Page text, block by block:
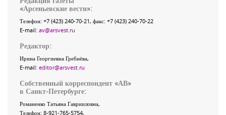
«Арсеньевские вести»:
Телефон: +7 (423) 240-70-21, факс: +7 (423) 240-70-22
E-mail: av@arsvest.ru
Редактор:
Ирина Георгиевна Гребнёва,
E-mail: editor@arsvest.ru
Собственный корреспондент «АВ»
в Санкт-Петербурге:
Романенко Татьяна Гаврииловна,
Телефон: 8-921-765-5754,